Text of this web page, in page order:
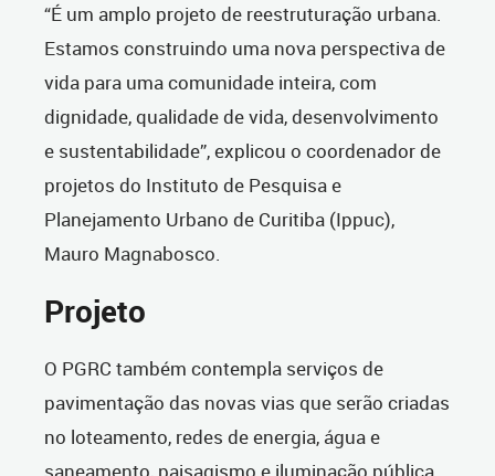
“É um amplo projeto de reestruturação urbana.
Estamos construindo uma nova perspectiva de
vida para uma comunidade inteira, com
dignidade, qualidade de vida, desenvolvimento
e sustentabilidade”, explicou o coordenador de
projetos do Instituto de Pesquisa e
Planejamento Urbano de Curitiba (Ippuc),
Mauro Magnabosco.
Projeto
O PGRC também contempla serviços de
pavimentação das novas vias que serão criadas
no loteamento, redes de energia, água e